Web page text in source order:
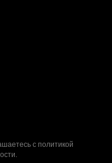
с политикой
.